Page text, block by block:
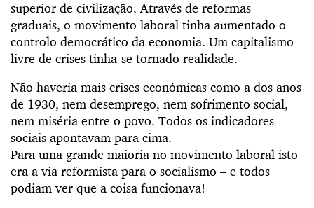
superior de civilização. Através de reformas
graduais, o movimento laboral tinha aumentado o
controlo democrático da economia. Um capitalismo
livre de crises tinha-se tornado realidade.
Não haveria mais crises económicas como a dos anos
de 1930, nem desemprego, nem sofrimento social,
nem miséria entre o povo. Todos os indicadores
sociais apontavam para cima.
Para uma grande maioria no movimento laboral isto
era a via reformista para o socialismo – e todos
podiam ver que a coisa funcionava!